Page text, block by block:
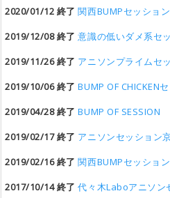
2020/01/12 終了 関西BUMPセッショ
2019/12/08 終了 意識の低いダメ系
2019/11/26 終了 アニソンプライムセ
2019/10/06 終了 BUMP OF CHICKEN
2019/04/28 終了 BUMP OF SESSION
2019/02/17 終了 アニソンセッション
2019/02/16 終了 関西BUMPセッション
2017/10/14 終了 代々木Laboアニソン